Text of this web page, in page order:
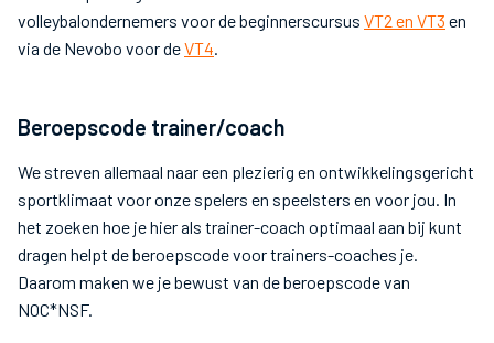
volleybalondernemers voor de beginnerscursus VT2 en VT3 en
via de Nevobo voor deVT4.
Beroepscode trainer/coach
We streven allemaal naar een plezierig en ontwikkelingsgericht
sportklimaat voor onze spelers en speelsters en voor jou. In
het zoeken hoe je hier als trainer-coach optimaal aan bij kunt
dragen helpt de beroepscode voor trainers-coaches je.
Daarom maken we je bewust van de beroepscode van
NOC*NSF.